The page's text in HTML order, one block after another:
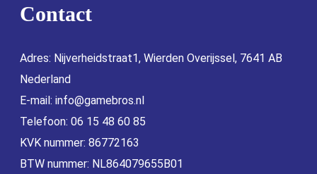
Contact
Adres: Nijverheidstraat1, Wierden Overijssel, 7641 AB
Nederland
E-mail: info@gamebros.nl
Telefoon: 06 15 48 60 85
KVK nummer: 86772163
BTW nummer: NL864079655B01